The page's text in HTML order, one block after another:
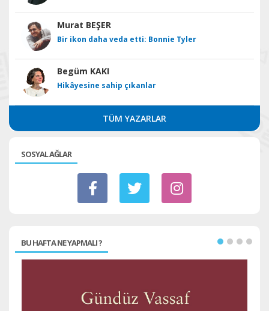
Murat BEŞER
Bir ikon daha veda etti: Bonnie Tyler
Begüm KAKI
Hikâyesine sahip çıkanlar
TÜM YAZARLAR
SOSYAL AĞLAR
BU HAFTA NE YAPMALI ?